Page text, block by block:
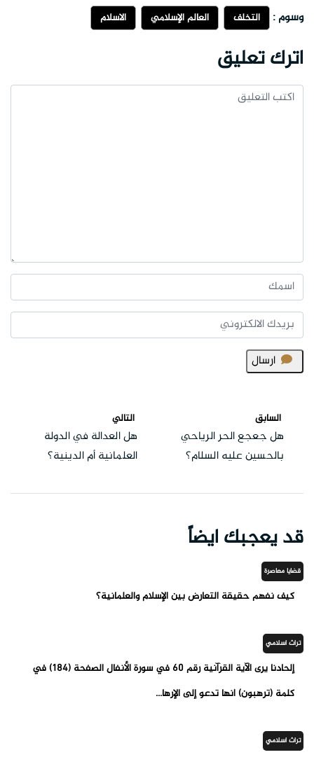
وسوم : التخلف العالم الإسلامي الاسلام
اترك تعليق
ارسال
السابق
هل جعجع الحر الرياحي
بالحسين عليه السلام؟
التالي
هل العدالة في الدولة
العلمانية أم الدينية؟
قد يعجبك ايضاً
قضايا معاصرة
كيف نفهم حقيقة التعارض بين الإسلام والعلمانية؟
تراث اسلامي
إلحادنا يرى الآية القرآنية رقم 60 في سورة الأنفال الصفحة (184) في
كلمة (ترهبون) أنها تدعو إلى الإرها...
تراث اسلامي